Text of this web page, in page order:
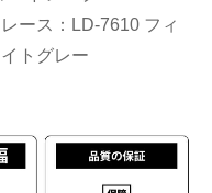
ース：LD-7610 フィ
トグレー